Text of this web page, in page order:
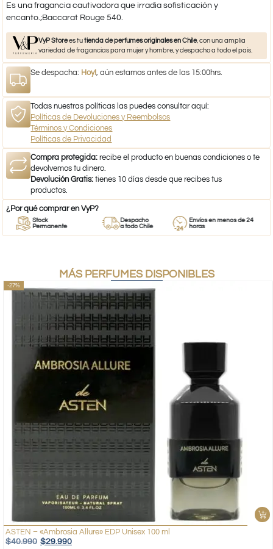
Es una fragancia cautivadora que irradia sofisticación y
encanto.;Baccarat Rouge 540.
VyP Storees tutienda de perfumes originales en Chile, con una amplia
variedad de fragancias para mujer y hombre, y despacho a todo el país.
Se despacha: Hoy!, aún estamos antes de las 15:00hrs.
Todas nuestras políticas las puedes consultar aquí:
Políticas de Devoluciones y Reembolsos
Términos y Condiciones
Políticas de Privacidad
Compra protegida: recibe el producto en buenas condiciones o te
devolvemos tu dinero.
Devolución Gratis: tienes 10 días desde que recibes tus
productos.
¿Por qué comprar en VyP?
Stock
Permanente
Despacho
a todo Chile
Envíos en menos de 24
horas
MÁS PERFUMES DISPONIBLES
-27%
ASTEN – «Ambrosia Allure» EDP Unisex 100 ml
$40.990 $29.990